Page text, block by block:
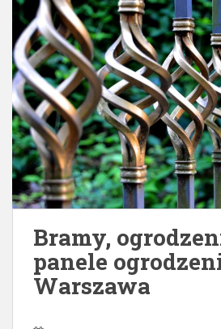
Bramy,
panele
Warszawa